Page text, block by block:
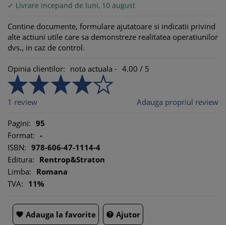
✓ Livrare incepand de luni, 10 august
Contine documente, formulare ajutatoare si indicatii privind
alte actiuni utile care sa demonstreze realitatea operatiunilor
dvs., in caz de control.
Opinia clientilor: nota actuala - 4.00 / 5
1 review Adauga propriul review
Pagini: 95
Format: -
ISBN: 978-606-47-1114-4
Editura: Rentrop&Straton
Limba: Romana
TVA: 11%
 Adauga la favorite  Ajutor